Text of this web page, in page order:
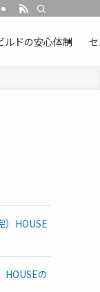
ルドの安心体制
）HOUSE
HOUSEの